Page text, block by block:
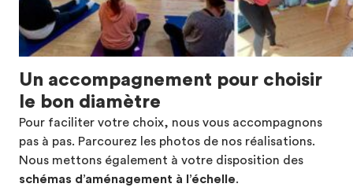
Un accompagnement pour choisir
le bon diamètre
Pour faciliter votre choix, nous vous accompagnons
pas à pas. Parcourez les photos de nos réalisations.
Nous mettons également à votre disposition des
schémas d’aménagement à l’échelle.